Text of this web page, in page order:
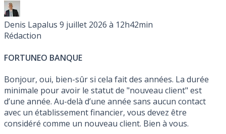
Denis Lapalus 9 juillet 2026 à 12h42min
Rédaction
FORTUNEO BANQUE
Bonjour, oui, bien-sûr si cela fait des années. La durée
minimale pour avoir le statut de "nouveau client" est
d’une année. Au-delà d’une année sans aucun contact
avec un établissement financier, vous devez être
considéré comme un nouveau client. Bien à vous.